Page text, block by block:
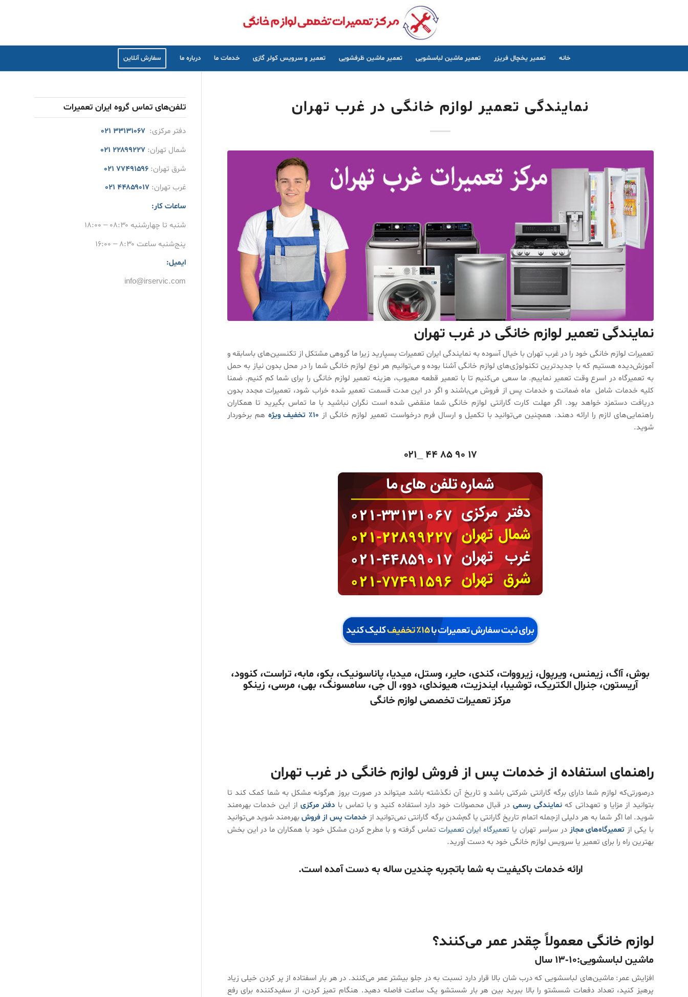
خانه تعمیر یخچال فریزر تعمیر ماشین لباسشویی تعمیر ماشین ظرفشویی تعمیر و سرویس کولر گازی خدمات ما درباره ما سفارش آنلاین
نمایندگی تعمیر لوازم خانگی در غرب تهران
نمایندگی تعمیر لوازم خانگی در غرب تهران
تعمیرات لوازم خانگی خود را در غرب تهران با خیال آسوده به نمایندگی ایران تعمیرات بسپارید زیرا ما گروهی مشتکل از تکنسین‌های باسابقه و
آموزش‌دیده هستیم که با جدیدترین تکنولوژی‌های لوازم خانگی آشنا بوده و می‌توانیم هر نوع لوازم خانگی شما را در محل بدون نیاز به حمل
به تعمیرگاه در اسرع وقت تعمیر نماییم. ما سعی می‌کنیم تا با تعمیر قطعه معیوب، هزینه تعمیر لوازم خانگی را برای شما کم کنیم. ضمنا
کلیه خدمات شامل ماه ضمانت و خدمات پس از فروش می‌باشند و اگر در این مدت قسمت تعمیر شده خراب شود، تعمیرات مجدد بدون
دریافت دستمزد خواهد بود. اگر مهلت کارت گارانتی لوازم خانگی شما منقضی شده است نگران نباشید با ما تماس بگیرید تا همکاران
راهنمایی‌های لازم را ارائه دهند. همچنین می‌توانید با تکمیل و ارسال فرم درخواست تعمیر لوازم خانگی از ۱۰٪ تخفیف ویژه
هم برخوردار
شوید.
۱۷ ۹۰ ۸۵ ۴۴ _۰۲۱
بوش، آاگ، زیمنس، ویرپول، زیرووات، کندی، حایر، وستل، میدیا، پاناسونیک، بکو، مابه، تراست، کنوود،
آریستون، جنرال الکتریک، توشیبا، ایندزیت، هیوندای، دوو، ال جی، سامسونگ، بهی، مرسی، زینکو
مرکز تعمیرات تخصصی لوازم خانگی
راهنمای استفاده از خدمات پس از فروش لوازم خانگی در غرب تهران
درصورتی‌که لوازم شما دارای برگه گارانتی شرکتی باشد و تاریخ آن نگذشته باشد میتواند در صورت بروز هرگونه مشکل به شما کمک کند تا
بتوانید از مزایا و تعهداتی کهنمایندگی رسمی در قبال محصولات خود دارد استفاده کنید و با تماس با دفتر مرکزیاز این خدمات بهره‌مند
شوید. اما اگر شما به هر دلیلی ازجمله اتمام تاریخ گارانتی یا گم‌شدن برگه گارانتی نمی‌توانید ازخدمات پس از فروشبهره‌مند شوید می‌توانید
با یکی از تعمیرگاه‌های مجازدر سراسر تهران یا تعمیرگاه ایران تعمیرات تماس گرفته و با مطرح کردن مشکل خود با همکاران ما در این بخش
بهترین راه را برای تعمیر یا سرویس لوازم خانگی خود به دست آورید.
ارائه خدمات باکیفیت به شما باتجربه چندین ساله به دست آمده است.
لوازم خانگی معمولاً چقدر عمر می‌کنند؟
ماشین لباسشویی:‌۱۰-۱۳ سال
افزایش عمر:‌ ماشین‌های لباسشویی که درب شان بالا قرار دارد نسبت به در جلو بیشتر عمر می‌کنند. در هر بار اسفتاده از پر کردن خیلی زیاد
پرهیز کنید، تعداد دفعات شسشتو را بالا ببرید بین هر بار شستشو یک ساعت فاصله دهید. هنگام تمیز کردن، از سفیدکننده برای رفع
تلفن‌های تماس گروه ایران تعمیرات
دفتر مرکزی:۳۳۱۳۱۰۶۷ ۰۲۱
شمال تهران:۲۲۸۹۹۲۲۷ ۰۲۱
شرق تهران:۷۷۴۹۱۵۹۶ ۰۲۱
غرب تهران:۴۴۸۵۹۰۱۷ ۰۲۱
ساعات کار:
شنبه تا چهارشنبه ۰۸:۳۰ – ۱۸:۰۰
پنج‌شنبه ساعت ۸:۳۰ – ۱۶:۰۰
ایمیل:
info@irservic.com